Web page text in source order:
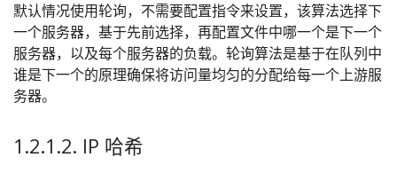
默认情况使用轮询，不需要配置指令来设置，该算法选择下
一个服务器，基于先前选择，再配置文件中哪一个是下一个
服务器，以及每个服务器的负载。轮询算法是基于在队列中
谁是下一个的原理确保将访问量均匀的分配给每一个上游服
务器。
1.2.1.2. IP 哈希